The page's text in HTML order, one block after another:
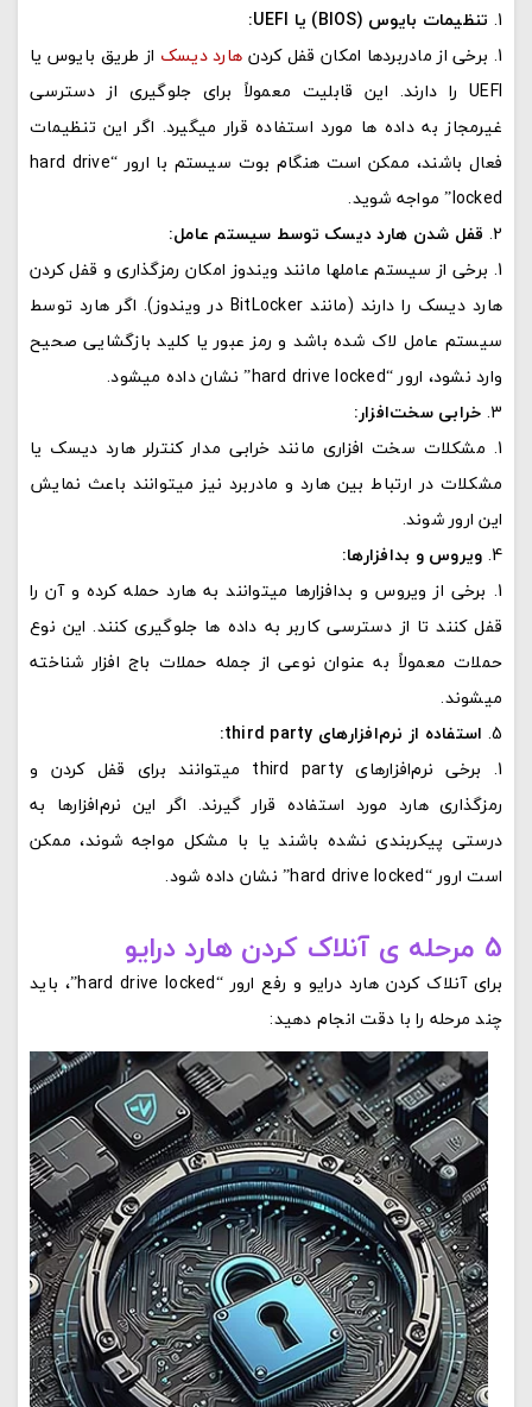
تنظیمات بایوس (BIOS) یا UEFI:
برخی از مادربردها امکان قفل کردن هارد دیسک از طریق بایوس یا
UEFI را دارند. این قابلیت معمولاً برای جلوگیری از دسترسی
غیرمجاز به داده‌ ها مورد استفاده قرار میگیرد. اگر این تنظیمات
فعال باشند، ممکن است هنگام بوت سیستم با ارور “hard drive
locked” مواجه شوید.
قفل شدن هارد دیسک توسط سیستم عامل:
برخی از سیستم‌ عاملها مانند ویندوز امکان رمزگذاری و قفل کردن
هارد دیسک را دارند (مانند BitLocker در ویندوز). اگر هارد توسط
سیستم‌ عامل لاک شده باشد و رمز عبور یا کلید بازگشایی صحیح
وارد نشود، ارور “hard drive locked” نشان داده میشود.
خرابی سخت‌افزار:
مشکلات سخت‌ افزاری مانند خرابی مدار کنترلر هارد دیسک یا
مشکلات در ارتباط بین هارد و مادربرد نیز میتوانند باعث نمایش
این ارور شوند.
ویروس‌ و بدافزارها:
برخی از ویروس‌ و بدافزارها میتوانند به هارد حمله کرده و آن را
قفل کنند تا از دسترسی کاربر به داده‌ ها جلوگیری کنند. این نوع
حملات معمولاً به عنوان نوعی از جمله حملات باج‌ افزار شناخته
میشوند.
استفاده از نرم‌افزارهای third party:
برخی نرم‌افزارهای third party میتوانند برای قفل کردن و
رمزگذاری هارد مورد استفاده قرار گیرند. اگر این نرم‌افزارها به
درستی پیکربندی نشده باشند یا با مشکل مواجه شوند، ممکن
است ارور “hard drive locked” نشان داده شود.
5 مرحله ی آنلاک کردن هارد درایو
برای آنلاک کردن هارد درایو و رفع ارور “hard drive locked”، باید
چند مرحله را با دقت انجام دهید: